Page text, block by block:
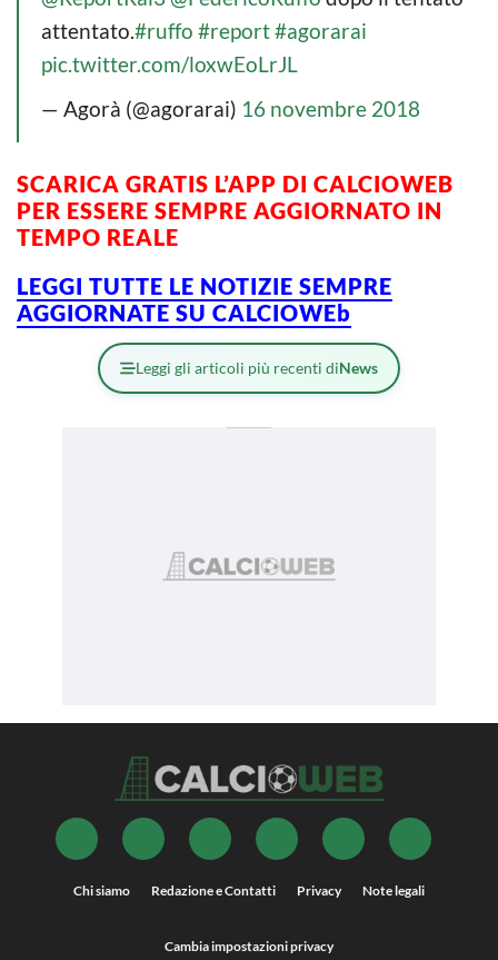
attentato.#ruffo #report#agorarai
pic.twitter.com/loxwEoLrJL
— Agorà (@agorarai) 16 novembre 2018
SCARICA GRATIS L’APP DI CALCIOWEB
PER ESSERE SEMPRE AGGIORNATO IN
TEMPO REALE
LEGGI TUTTE LE NOTIZIE SEMPRE
AGGIORNATE SU CALCIOWEb
Leggi gli articoli più recenti diNews
Chi siamo Redazione e Contatti Privacy Note legali
Cambia impostazioni privacy